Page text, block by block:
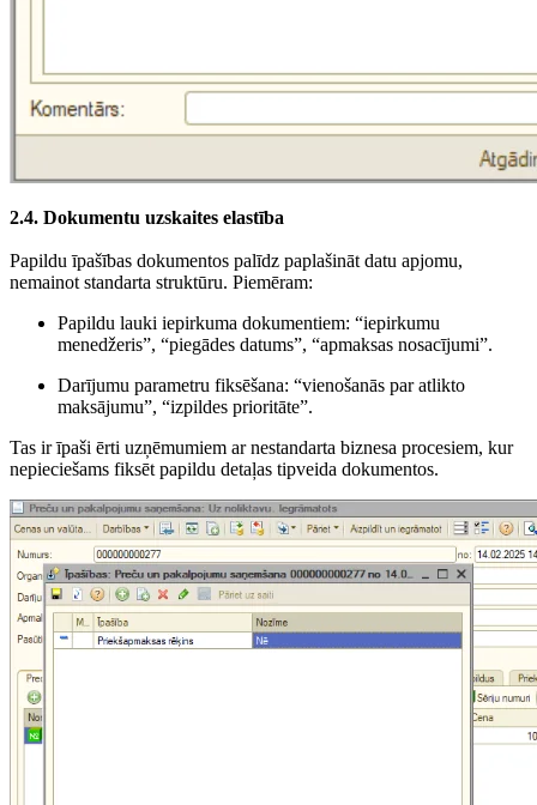
2.4. Dokumentu uzskaites elastība
Papildu īpašības dokumentos palīdz paplašināt datu apjomu,
nemainot standarta struktūru. Piemēram:
Papildu lauki iepirkuma dokumentiem: “iepirkumu
menedžeris”, “piegādes datums”, “apmaksas nosacījumi”.
Darījumu parametru fiksēšana: “vienošanās par atlikto
maksājumu”, “izpildes prioritāte”.
Tas ir īpaši ērti uzņēmumiem ar nestandarta biznesa procesiem, kur
nepieciešams fiksēt papildu detaļas tipveida dokumentos.